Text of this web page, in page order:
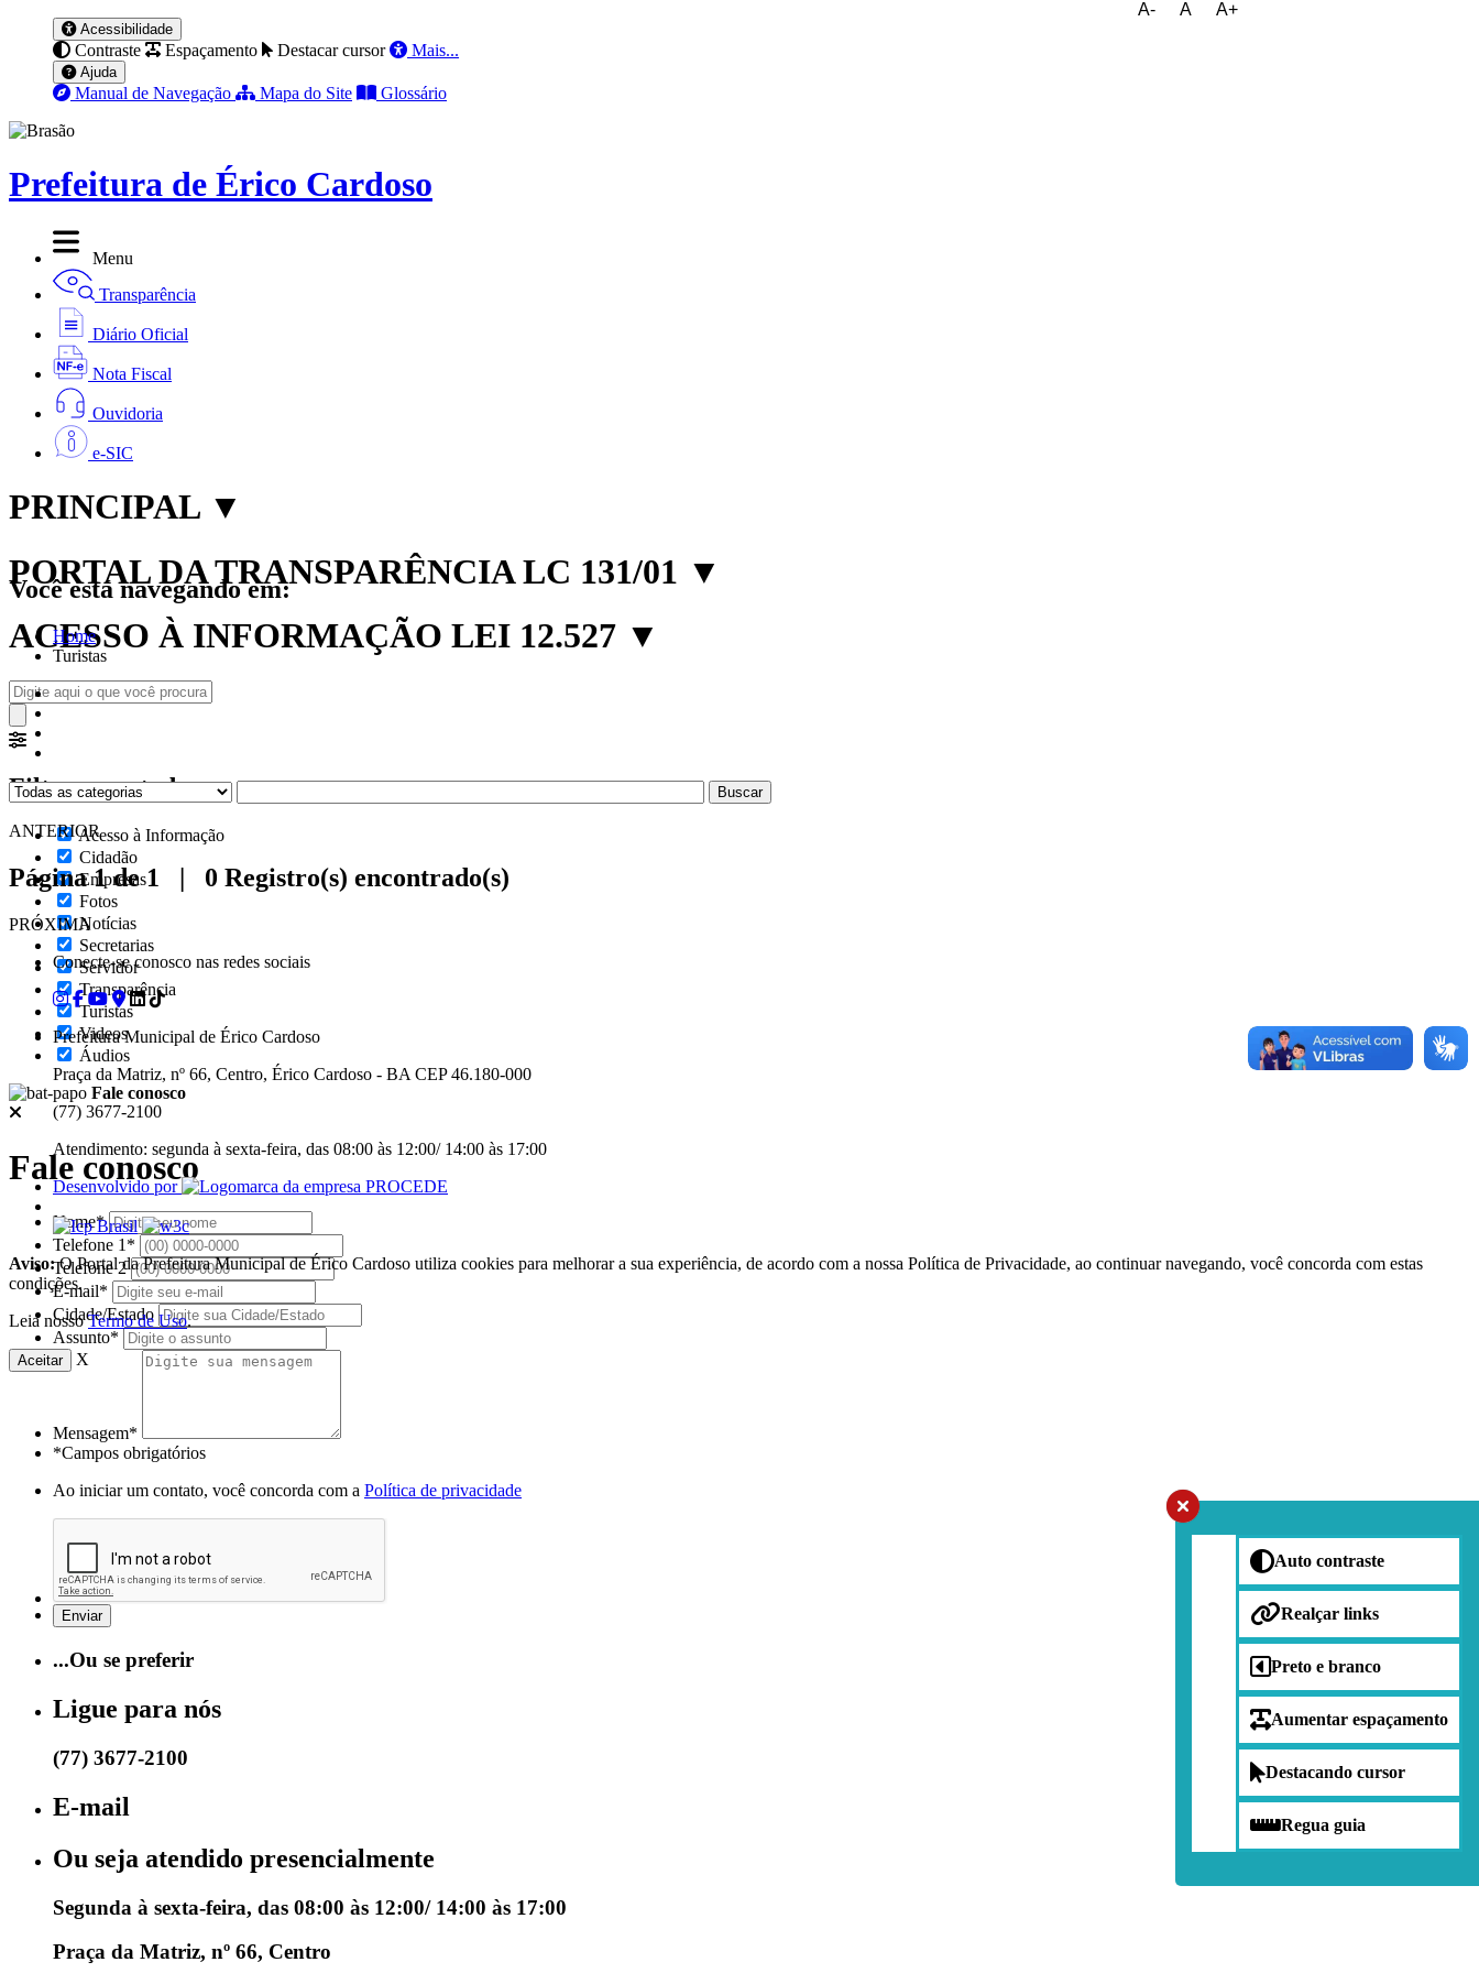
A- A A+
Acessibilidade
Contraste Espaçamento Destacar cursor Mais...
Ajuda
Manual de Navegação Mapa do Site Glossário
Prefeitura de Érico Cardoso
Menu
Transparência
Diário Oficial
Nota Fiscal
Ouvidoria
e-SIC
PRINCIPAL ▼
PORTAL DA TRANSPARÊNCIA LC 131/01 ▼
ACESSO À INFORMAÇÃO LEI 12.527 ▼
Filtrar por todos
Acesso à Informação
Cidadão
Empresas
Fotos
Notícias
Secretarias
Servidor
Transparência
Turistas
Videos
Áudios
Auto contraste
Realçar links
Preto e branco
Aumentar espaçamento
Destacando cursor
Regua guia
Fale conosco
Fale conosco
Nome*
Telefone 1*
Telefone 2
E-mail*
Cidade/Estado
Assunto*
Mensagem*
*Campos obrigatórios
Ao iniciar um contato, você concorda com a Política de privacidade
...Ou se preferir
Ligue para nós
(77) 3677-2100
E-mail
Ou seja atendido presencialmente
Segunda à sexta-feira, das 08:00 às 12:00/ 14:00 às 17:00
Praça da Matriz, nº 66, Centro
Você está navegando em:
Home
Turistas
ANTERIOR
Página 1 de 1 | 0 Registro(s) encontrado(s)
PRÓXIMA
Conecte-se conosco nas redes sociais
Prefeitura Municipal de Érico Cardoso
Praça da Matriz, nº 66, Centro, Érico Cardoso - BA CEP 46.180-000
(77) 3677-2100
Atendimento: segunda à sexta-feira, das 08:00 às 12:00/ 14:00 às 17:00
Desenvolvido por
Aviso:O Portal da Prefeitura Municipal de Érico Cardoso utiliza cookies para melhorar a sua experiência, de acordo com a nossa Política de Privacidade, ao continuar navegando, você concorda com estas
condições.
Leia nossoTermo de Uso.
Aceitar X